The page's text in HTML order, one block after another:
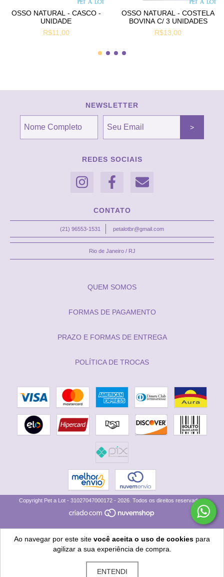
Ao navegar por este site você aceita o uso de cookies para
agilizar a sua experiência de compra.
ENTENDI
OSSO NATURAL - CASCO -
UNIDADE
R$11,00
OSSO NATURAL - COSTELA
BOVINA C/ 3 UNIDADES
R$13,00
NEWSLETTER
REDES SOCIAIS
CONTATO
(21) 96553-1531 petalotbr@gmail.com
Rio de Janeiro / RJ
QUEM SOMOS
FORMAS DE PAGAMENTO
PRAZO E FORMAS DE ENTREGA
POLÍTICA DE TROCAS
Copyright Pet a Lot - 31027047000172 - 2026. Todos os direitos reservados.